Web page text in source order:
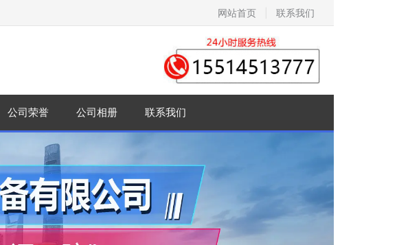
网站首页 联系我们
公司荣誉 公司相册 联系我们